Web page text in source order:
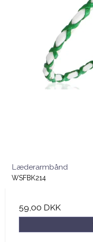
Læderarmbånd
WSFBK214
59,00 DKK